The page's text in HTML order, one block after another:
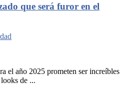
que será furor en el
el año 2025 prometen ser increíbles
de ...